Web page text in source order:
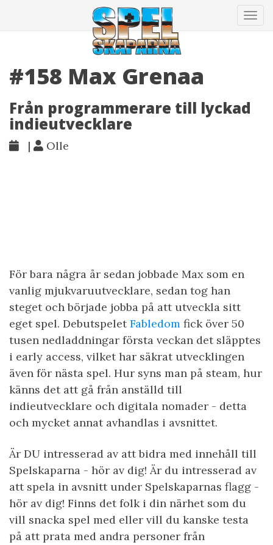
#158 Max Grenaa
Från programmerare till lyckad
indieutvecklare
| Olle
För bara några år sedan jobbade Max som en
vanlig mjukvaruutvecklare, sedan tog han
steget och började jobba på att utveckla sitt
eget spel. DebutspeletFabledom fick över 50
tusen nedladdningar första veckan det släpptes
i early access, vilket har säkrat utvecklingen
även för nästa spel. Hur syns man på steam, hur
känns det att gå från anställd till
indieutvecklare och digitala nomader - detta
och mycket annat avhandlas i avsnittet.
Är DU intresserad av att bidra med innehåll till
Spelskaparna - hör av dig! Är du intresserad av
att spela in avsnitt under Spelskaparnas flagg -
hör av dig! Finns det folk i din närhet som du
vill snacka spel med eller vill du kanske testa
på att prata med andra personer från